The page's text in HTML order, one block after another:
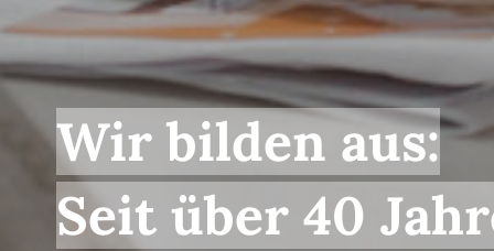
Wir bilden aus:
Seit über 40